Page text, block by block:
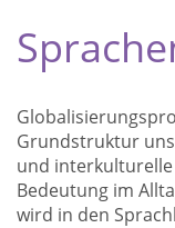
Grundstruktur
und
Bedeutung im
wird in den